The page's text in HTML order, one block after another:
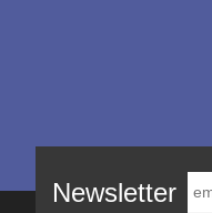
Newsletter